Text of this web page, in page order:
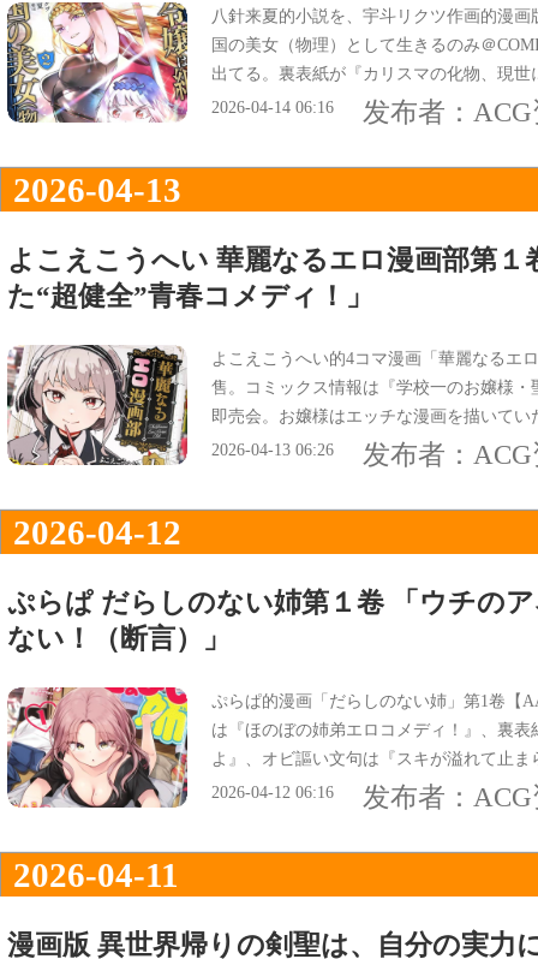
八針来夏的小説を、宇斗リクツ作画的漫
国の美女（物理）として生きるのみ＠
出てる。裏表紙が『カリスマの化物、現
『弱きを助け、悪を討つ。最強美女の痛
2026-04-14 06:16 发布者：
2026-04-13
よこえこうへい 華麗なるエロ漫画部第１
た“超健全”青春コメディ！」
よこえこうへい的4コマ漫画「華麗なるエ
售。コミックス情報は『学校一のお嬢様
即売会。お嬢様はエッチな漫画を描いて
を超えた“超健全”学園青春コメディ！』な
2026-04-13 06:26 发布者：
2026-04-12
ぷらぱ だらしのない姉第１卷 「ウチの
ない！（断言）」
ぷらぱ的漫画「だらしのない姉」第1卷【
は『ほのぼの姉弟エロコメディ！』、裏
よ』、オビ謳い文句は『スキが溢れて止
日常』、『ウチのアネキは色々だらしが
2026-04-12 06:16 发布者：
2026-04-11
漫画版 異世界帰りの剣聖は、自分の実力